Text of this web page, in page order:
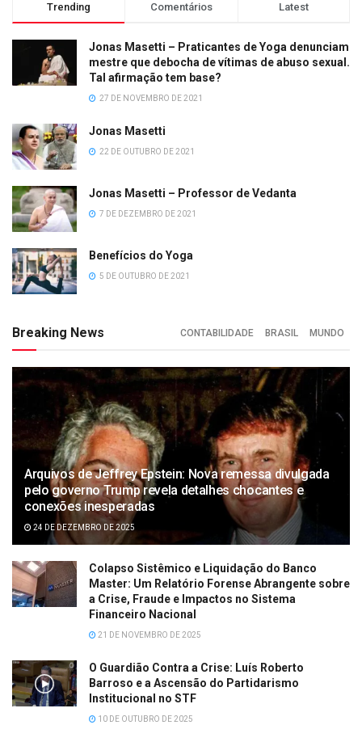
Trending Comentários Latest
Jonas Masetti – Praticantes de Yoga denunciam
mestre que debocha de vítimas de abuso sexual.
Tal afirmação tem base?
27 DE NOVEMBRO DE 2021
Jonas Masetti
22 DE OUTUBRO DE 2021
Jonas Masetti – Professor de Vedanta
7 DE DEZEMBRO DE 2021
Benefícios do Yoga
5 DE OUTUBRO DE 2021
Breaking News CONTABILIDADE BRASIL MUNDO
Arquivos de Jeffrey Epstein: Nova remessa divulgada
pelo governo Trump revela detalhes chocantes e
conexões inesperadas
24 DE DEZEMBRO DE 2025
Colapso Sistêmico e Liquidação do Banco
Master: Um Relatório Forense Abrangente sobre
a Crise, Fraude e Impactos no Sistema
Financeiro Nacional
21 DE NOVEMBRO DE 2025
O Guardião Contra a Crise: Luís Roberto
Barroso e a Ascensão do Partidarismo
Institucional no STF
10 DE OUTUBRO DE 2025